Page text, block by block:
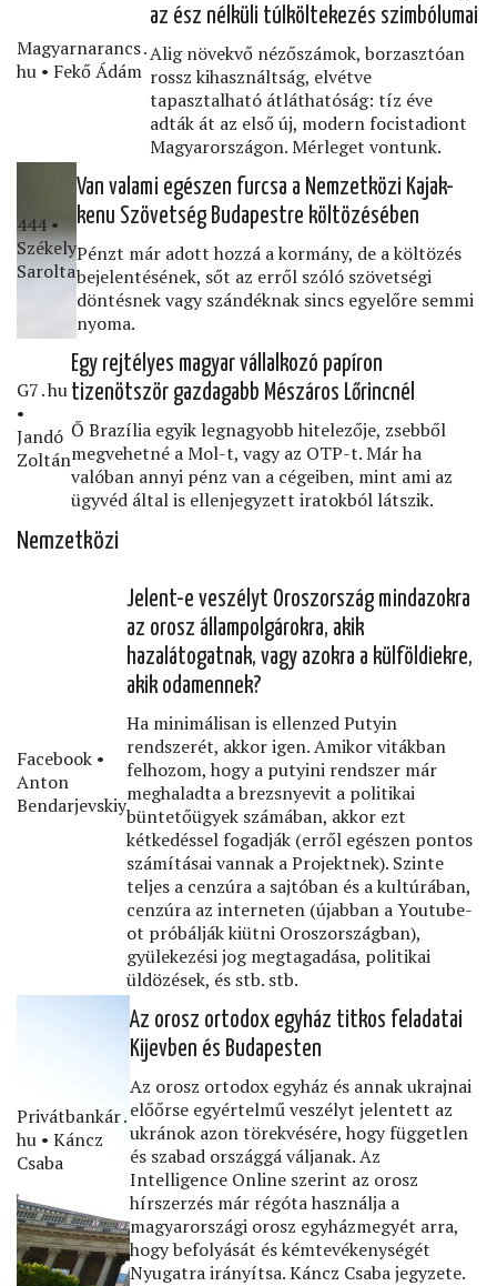
Magyarnarancs․
hu • Fekő Ádám
az ész nélküli túlköltekezés szimbólumai
Alig növekvő nézőszámok, borzasztóan
rossz kihasználtság, elvétve
tapasztalható átláthatóság: tíz éve
adták át az első új, modern focistadiont
Magyar­országon. Mérleget vontunk.
444 •
Székely
Sarolta
Van valami egészen furcsa a Nemzetközi Kajak-
kenu Szövetség Budapestre költözésében
Pénzt már adott hozzá a kormány, de a költözés
bejelentésének, sőt az erről szóló szövetségi
döntésnek vagy szándéknak sincs egyelőre semmi
nyoma.
G7․hu
•
Jandó
Zoltán
Egy rejtélyes magyar vállalkozó papíron
tizenötször gazdagabb Mészáros Lőrincnél
Ő Brazília egyik legnagyobb hitelezője, zsebből
megvehetné a Mol-t, vagy az OTP-t. Már ha
valóban annyi pénz van a cégeiben, mint ami az
ügyvéd által is ellenjegyzett iratokból látszik.
Nemzetközi
Facebook •
Anton
Bendarjevskiy
Jelent-e veszélyt Oroszország mindazokra
az orosz állampolgárokra, akik
hazalátogatnak, vagy azokra a külföldiekre,
akik odamennek?
Ha minimálisan is ellenzed Putyin
rendszerét, akkor igen. Amikor vitákban
felhozom, hogy a putyini rendszer már
meghaladta a brezsnyevit a politikai
büntetőügyek számában, akkor ezt
kétkedéssel fogadják (erről egészen pontos
számításai vannak a Projektnek). Szinte
teljes a cenzúra a sajtóban és a kultúrában,
cenzúra az interneten (újabban a Youtube-
ot próbálják kiütni Oroszországban),
gyülekezési jog megtagadása, politikai
üldözések, és stb. stb.
Privátbankár․
hu • Káncz
Csaba
Az orosz ortodox egyház titkos feladatai
Kijevben és Budapesten
Az orosz ortodox egyház és annak ukrajnai
előőrse egyértelmű veszélyt jelentett az
ukránok azon törekvésére, hogy független
és szabad országgá váljanak. Az
Intelligence Online szerint az orosz
hírszerzés már régóta használja a
magyarországi orosz egyházmegyét arra,
hogy befolyását és kémtevékenységét
Nyugatra irányítsa. Káncz Csaba jegyzete.